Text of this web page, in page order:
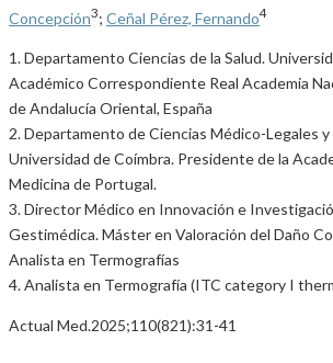
Concepción3; Ceñal Pérez, Fernando4
1. Departamento Ciencias de la Salud.
Académico Correspondiente Real Academia
de Andalucía Oriental, España
2. Departamento de Ciencias Médico-Legales
Universidad de Coímbra. Presidente de la
Medicina de Portugal.
3. Director Médico en Innovación e
Gestimédica. Máster en Valoración del Daño
Analista en Termografías
4. Analista en Termografía (ITC category I
Actual Med.2025;110(821):31-41